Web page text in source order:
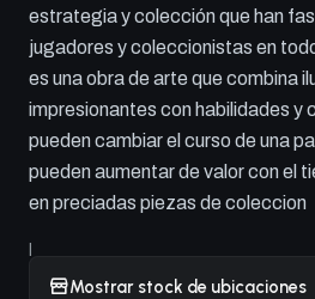
estrategia y colección que han
jugadores y coleccionistas en
es una obra de arte que combina
impresionantes con habilidades y
pueden cambiar el curso de una
pueden aumentar de valor con el
en preciadas piezas de coleccion
|
Mostrar stock de ubicaciones